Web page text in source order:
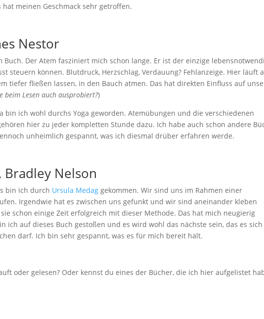
meinen Geschmack sehr getroffen.
Nestor
Buch. Der Atem fasziniert mich schon lange. Er ist der einzige
steuern können. Blutdruck, Herzschlag, Verdauung? Fehlanzeige. Hier läuft
tiefer fließen lassen, in den Bauch atmen. Das hat direkten Einfluss auf
beim Lesen auch ausprobiert?)
bin ich wohl durchs Yoga geworden. Atemübungen und die verschiedenen
hier zu jeder kompletten Stunde dazu. Ich habe auch schon andere
unheimlich gespannt, was ich diesmal drüber erfahren werde.
Bradley Nelson
bin ich durch Ursula Medag gekommen. Wir sind uns im Rahmen einer
Irgendwie hat es zwischen uns gefunkt und wir sind aneinander kleben
schon einige Zeit erfolgreich mit dieser Methode. Das hat mich neugierig
ich auf dieses Buch gestoßen und es wird wohl das nächste sein, das es
darf. Ich bin sehr gespannt, was es für mich bereit hält.
oder gelesen? Oder kennst du eines der Bücher, die ich hier aufgelistet